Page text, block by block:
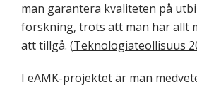
man garantera kvaliteten på
forskning, trots att man har allt
att tillgå. (Teknologiateollisuus
I eAMK-projektet är man